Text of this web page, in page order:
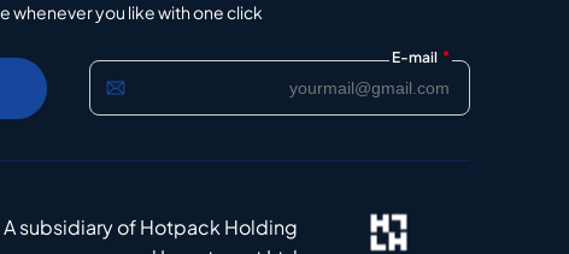
whenever you like with one click.
E-mail *
A subsidiary of Hotpack Holding